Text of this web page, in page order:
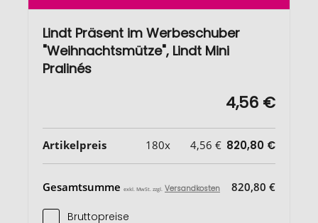
Lindt Präsent im Werbeschuber
"Weihnachtsmütze", Lindt Mini
Pralinés
4,56 €
Artikelpreis 180x 4,56 € 820,80 €
Gesamtsumme exkl. MwSt. zzgl. Versandkosten 820,80 €
Bruttopreise